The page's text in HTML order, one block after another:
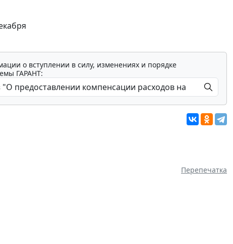
о вступлении в силу, изменениях и порядке
ГАРАНТ:
Перепечатка